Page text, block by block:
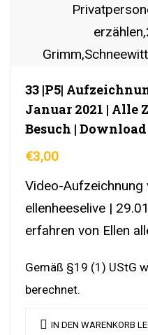
33 |P5|
Januar 2021 | Alle
Besuch |
€3,00
Video-Aufzeichnung
ellenheeselive |
erfahren von Ellen
| YouTubeLink
Gemäß §19 (1) UStG
berechnet.
IN DEN WARENKORB